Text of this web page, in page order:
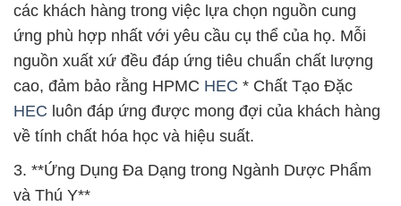
các khách hàng trong việc lựa chọn nguồn cung
ứng phù hợp nhất với yêu cầu cụ thể của họ. Mỗi
nguồn xuất xứ đều đáp ứng tiêu chuẩn chất lượng
cao, đảm bảo rằng HPMC HEC * Chất Tạo Đặc
HEC luôn đáp ứng được mong đợi của khách hàng
về tính chất hóa học và hiệu suất.
3. **Ứng Dụng Đa Dạng trong Ngành Dược Phẩm
và Thú Y**